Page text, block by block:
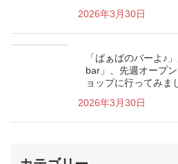
2026年3月30日
「ばぁばのバーよ♪
bar」、先週オープ
ョップに行ってみま
2026年3月30日